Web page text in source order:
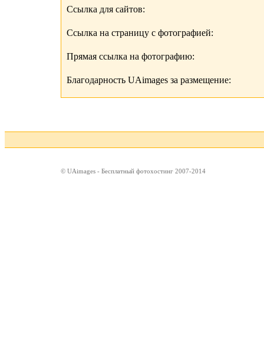
Ссылка для сайтов:
Ссылка на страницу с фотографией:
Прямая ссылка на фотографию:
Благодарность UAimages за размещение:
© UAimages - Бесплатный фотохостинг 2007-2014